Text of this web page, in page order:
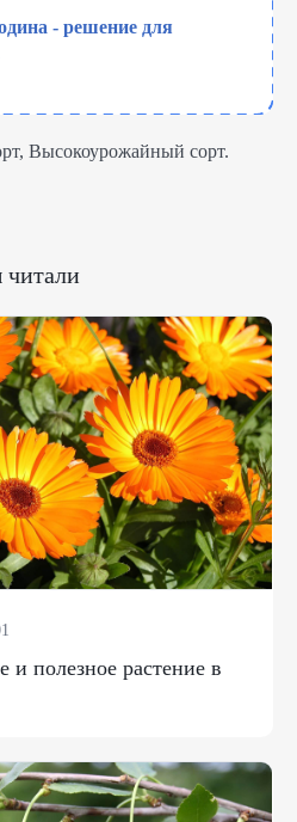
- решение для
, Высокоурожайный сорт.
и полезное растение в